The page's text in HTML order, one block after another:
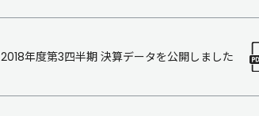
2018年度第3四半期 決算データを公開しました